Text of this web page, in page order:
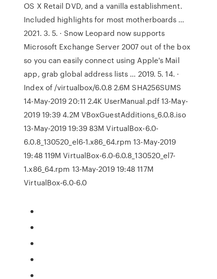
OS X Retail DVD, and a vanilla establishment.
Included highlights for most motherboards …
2021. 3. 5. · Snow Leopard now supports
Microsoft Exchange Server 2007 out of the box
so you can easily connect using Apple's Mail
app, grab global address lists … 2019. 5. 14. ·
Index of /virtualbox/6.0.8 2.6M SHA256SUMS
14-May-2019 20:11 2.4K UserManual.pdf 13-May-
2019 19:39 4.2M VBoxGuestAdditions_6.0.8.iso
13-May-2019 19:39 83M VirtualBox-6.0-
6.0.8_130520_el6-1.x86_64.rpm 13-May-2019
19:48 119M VirtualBox-6.0-6.0.8_130520_el7-
1.x86_64.rpm 13-May-2019 19:48 117M
VirtualBox-6.0-6.0